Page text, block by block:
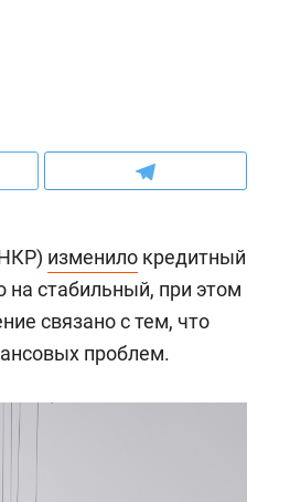
изменило кредитный
на стабильный, при этом
связано с тем, что
проблем.
Рекомендуем